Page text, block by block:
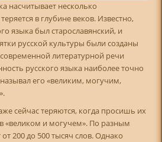
насчитывает несколько
в глубине веков. Известно,
языка был старославянский, и
русской культуры были созданы
литературной речи
русского языка наиболее точно
его «великим, могучим,
сейчас теряются, когда просишь их
«великом и могучем». По разным
200 до 500 тысяч слов. Однако